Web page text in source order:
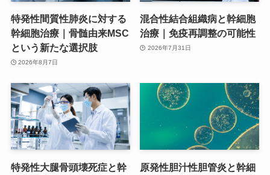
特発性間質性肺炎に対する
幹細胞治療｜骨髄由来MSC
という新たな選択肢
2026年8月7日
混合性結合組織病と幹細胞
治療｜免疫再調整の可能性
2026年7月31日
特発性大腿骨頭壊死症と幹
原発性胆汁性胆管炎と幹細